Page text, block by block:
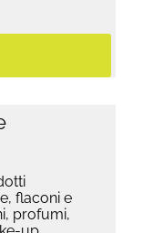
flaconi e
profumi,